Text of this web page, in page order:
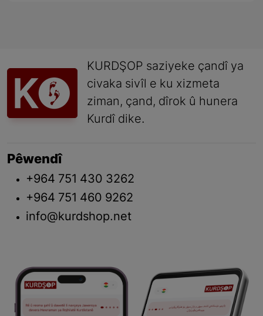
KURDŞOP saziyeke çandî ya
civaka sivîl e ku xizmeta
ziman, çand, dîrok û hunera
Kurdî dike.
Pêwendî
+964 751 430 3262
+964 751 460 9262
info@kurdshop.net